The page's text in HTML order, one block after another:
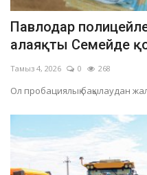
Спорт
ОЙЫН-САУЫҚ
OFFICIAL
Павлодар
алаяқты Семейде
Тамыз 4, 2026 0 268
Ол пробациялық бақылаудан